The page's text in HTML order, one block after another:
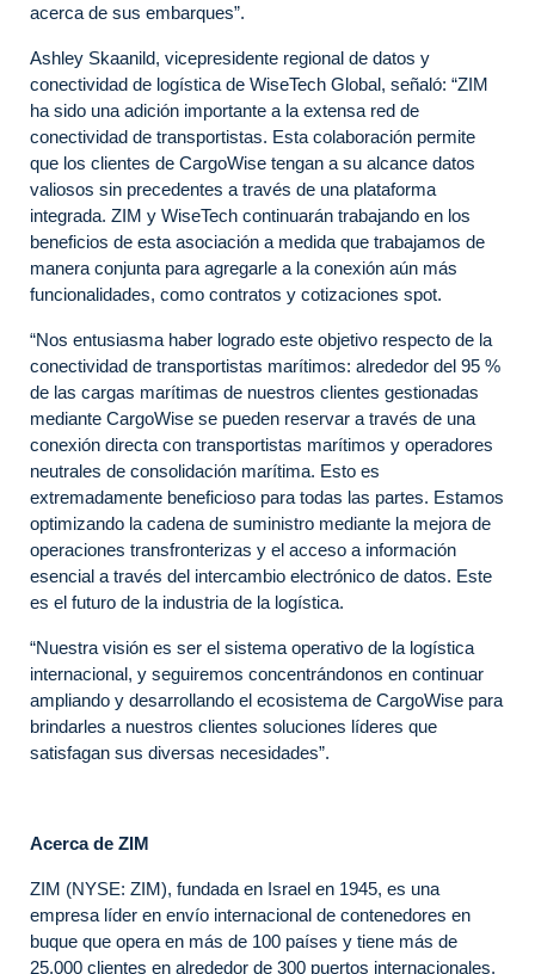
acerca de sus embarques”.
Ashley Skaanild, vicepresidente regional de datos y
conectividad de logística de WiseTech Global, señaló: “ZIM
ha sido una adición importante a la extensa red de
conectividad de transportistas. Esta colaboración permite
que los clientes de CargoWise tengan a su alcance datos
valiosos sin precedentes a través de una plataforma
integrada. ZIM y WiseTech continuarán trabajando en los
beneficios de esta asociación a medida que trabajamos de
manera conjunta para agregarle a la conexión aún más
funcionalidades, como contratos y cotizaciones spot.
“Nos entusiasma haber logrado este objetivo respecto de la
conectividad de transportistas marítimos: alrededor del 95 %
de las cargas marítimas de nuestros clientes gestionadas
mediante CargoWise se pueden reservar a través de una
conexión directa con transportistas marítimos y operadores
neutrales de consolidación marítima. Esto es
extremadamente beneficioso para todas las partes. Estamos
optimizando la cadena de suministro mediante la mejora de
operaciones transfronterizas y el acceso a información
esencial a través del intercambio electrónico de datos. Este
es el futuro de la industria de la logística.
“Nuestra visión es ser el sistema operativo de la logística
internacional, y seguiremos concentrándonos en continuar
ampliando y desarrollando el ecosistema de CargoWise para
brindarles a nuestros clientes soluciones líderes que
satisfagan sus diversas necesidades”.
Acerca de ZIM
ZIM (NYSE: ZIM), fundada en Israel en 1945, es una
empresa líder en envío internacional de contenedores en
buque que opera en más de 100 países y tiene más de
25.000 clientes en alrededor de 300 puertos internacionales.